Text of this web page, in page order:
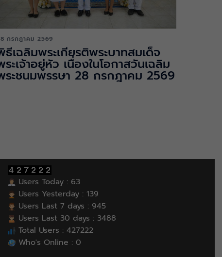
กรกฎาคม 2569
ธีเฉลิมพระเกียรติพระบาทสมเด็จ
ระเจ้าอยู่หัว เนื่องในโอกาสวันเฉลิม
ระชนมพรรษา 28 กรกฎาคม 2569
Users Today : 63
Users Yesterday : 139
Users Last 7 days : 945
Users Last 30 days : 3488
Total Users : 427222
Who's Online : 0